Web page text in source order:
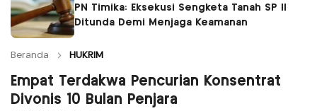
PN Timika: Eksekusi Sengketa Tanah SP II
Ditunda Demi Menjaga Keamanan
Beranda HUKRIM
Empat Terdakwa Pencurian Konsentrat
Divonis 10 Bulan Penjara